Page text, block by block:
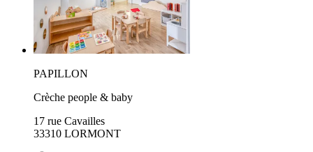
PAPILLON
Crèche people & baby
17 rue Cavailles
33310 LORMONT